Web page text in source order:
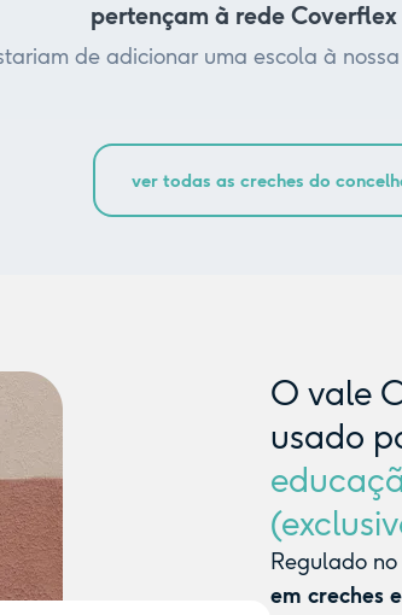
pertençam à rede
de adicionar uma escola à
ver todas as creches do
O vale
usado
Regulado
em creches